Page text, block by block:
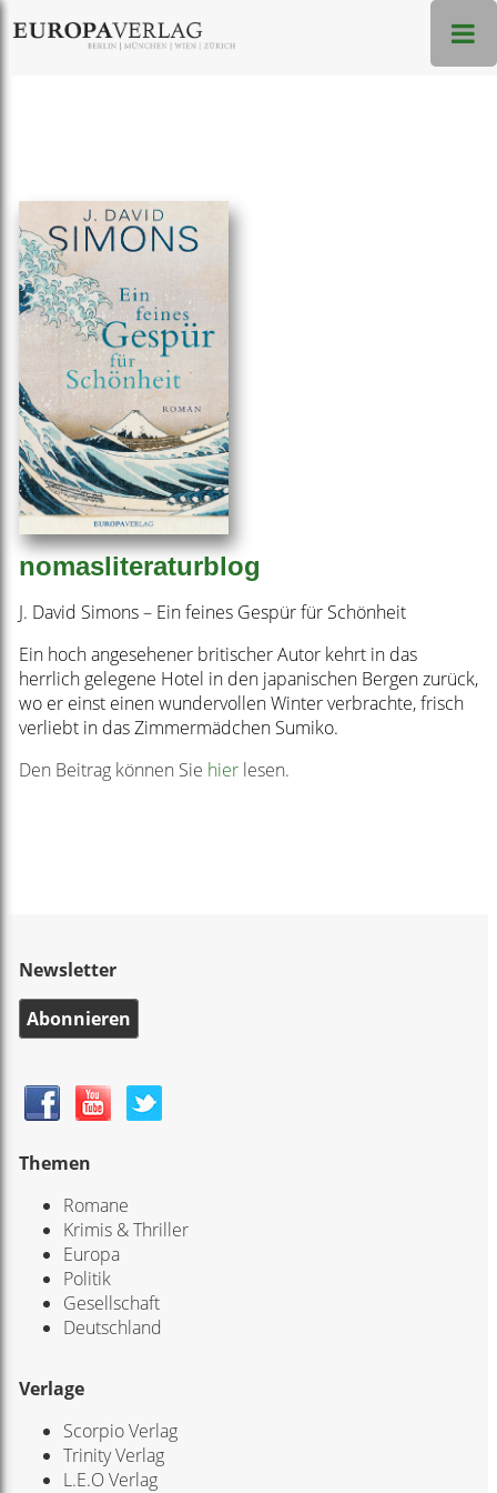
nomasliteraturblog
J. David Simons – Ein feines Gespür für Schönheit
Ein hoch angesehener britischer Autor kehrt in das
herrlich gelegene Hotel in den japanischen Bergen zurück,
wo er einst einen wundervollen Winter verbrachte, frisch
verliebt in das Zimmermädchen Sumiko.
Den Beitrag können Sie hierlesen.
Newsletter
Abonnieren
Themen
Romane
Krimis & Thriller
Europa
Politik
Gesellschaft
Deutschland
Verlage
Scorpio Verlag
Trinity Verlag
L.E.O Verlag